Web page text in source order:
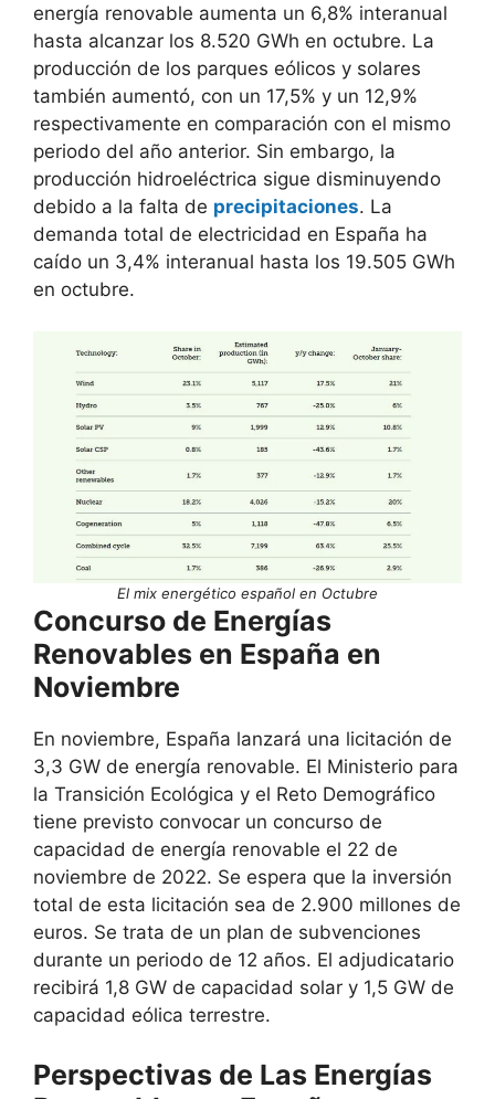
energía renovable aumenta un 6,8% interanual
hasta alcanzar los 8.520 GWh en octubre. La
producción de los parques eólicos y solares
también aumentó, con un 17,5% y un 12,9%
respectivamente en comparación con el mismo
periodo del año anterior. Sin embargo, la
producción hidroeléctrica sigue disminuyendo
debido a la falta de precipitaciones. La
demanda total de electricidad en España ha
caído un 3,4% interanual hasta los 19.505 GWh
en octubre.
El mix energético español en Octubre
Concurso de Energías
Renovables en España en
Noviembre
En noviembre, España lanzará una licitación de
3,3 GW de energía renovable. El Ministerio para
la Transición Ecológica y el Reto Demográfico
tiene previsto convocar un concurso de
capacidad de energía renovable el 22 de
noviembre de 2022. Se espera que la inversión
total de esta licitación sea de 2.900 millones de
euros. Se trata de un plan de subvenciones
durante un periodo de 12 años. El adjudicatario
recibirá 1,8 GW de capacidad solar y 1,5 GW de
capacidad eólica terrestre.
Perspectivas de Las Energías